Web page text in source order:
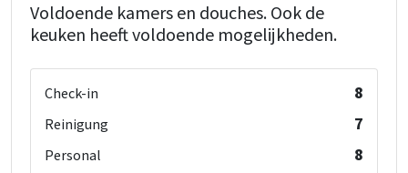
Voldoende kamers en douches. Ook de
keuken heeft voldoende mogelijkheden.
Check-in 8
Reinigung 7
Personal 8